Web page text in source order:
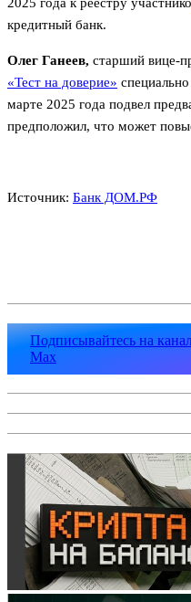
кредитный банк.
Олег Ганеев, старший вице-
«Тест на доверие»
марте 2025 года подвел
предположил, что может
Источник: Банк ДОМ.РФ
Подписывайтесь на
Max